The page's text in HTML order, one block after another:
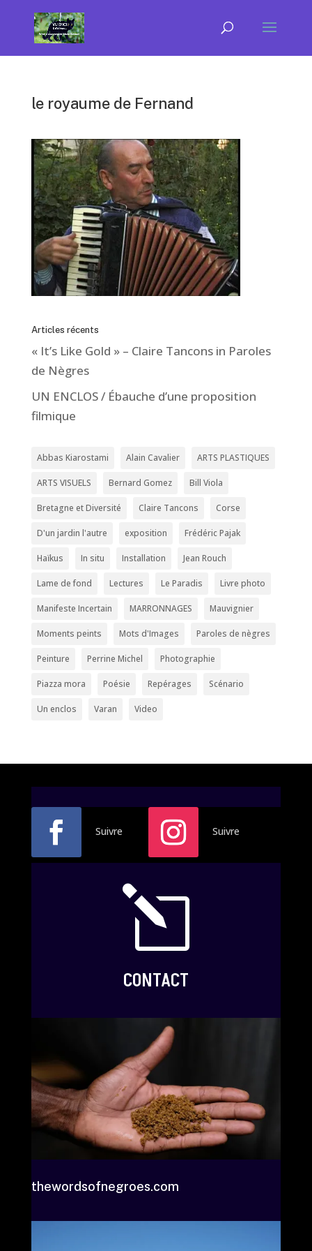
le royaume de Fernand
Articles récents
« It’s Like Gold » – Claire Tancons in Paroles
de Nègres
UN ENCLOS / Ébauche d’une proposition
filmique
Abbas Kiarostami Alain Cavalier ARTS PLASTIQUES
ARTS VISUELS Bernard Gomez Bill Viola
Bretagne et Diversité Claire Tancons Corse
D'un jardin l'autre exposition Frédéric Pajak
Haïkus In situ Installation Jean Rouch
Lame de fond Lectures Le Paradis Livre photo
Manifeste Incertain MARRONNAGES Mauvignier
Moments peints Mots d'Images Paroles de nègres
Peinture Perrine Michel Photographie
Piazza mora Poésie Repérages Scénario
Un enclos Varan Video
Suivre Suivre
l
CONTACT
thewordsofnegroes.com